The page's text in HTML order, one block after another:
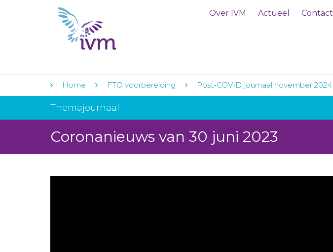
Over IVM Actueel Contact
Home FTO voorbereiding Post-COVID journaal november 2024
Themajournaal
Coronanieuws van 30 juni 2023